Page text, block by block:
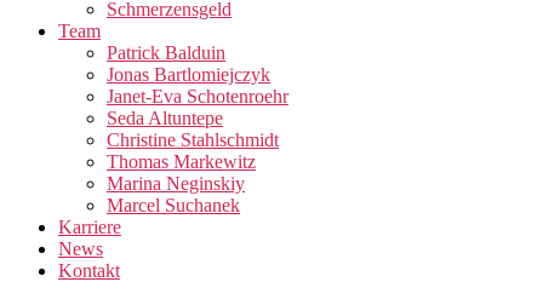
Schmerzensgeld
Team
Patrick Balduin
Jonas Bartlomiejczyk
Janet-Eva Schotenroehr
Seda Altuntepe
Christine Stahlschmidt
Thomas Markewitz
Marina Neginskiy
Marcel Suchanek
Karriere
News
Kontakt